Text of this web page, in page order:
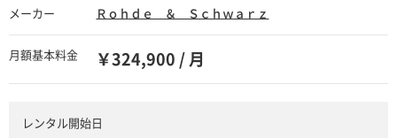
メーカー Ｒｏｈｄｅ ＆ Ｓｃｈｗａｒｚ
月額基本料金 ￥324,900 / 月
レンタル開始日